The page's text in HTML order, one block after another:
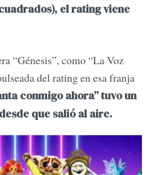
el rating viene
“Génesis”, como “La Voz
del rating en esa franja
conmigo ahora” tuvo un
que salió al aire.